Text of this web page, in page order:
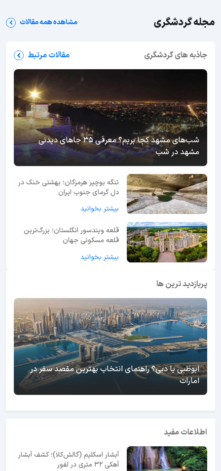
مجله گردشگری مشاهده همه مقالات
جاذبه های گردشگری مقالات مرتبط
شب‌های مشهد کجا بریم؟ معرفی 35 جاهای دیدنی
مشهد در شب
تنگه بوچیر هرمزگان؛ بهشتی خنک در
دل گرمای جنوب ایران
بیشتر بخوانید
قلعه ویندسور انگلستان؛ بزرگ‌ترین
قلعه مسکونی جهان
بیشتر بخوانید
پربازدید ترین ها
ابوظبی یا دبی؟ راهنمای انتخاب بهترین مقصد سفر در
امارات
اطلاعات مفید
آبشار اسکلیم (گالش‌کلا)؛ کشف آبشار
آهکی ۳۲ متری در لفور